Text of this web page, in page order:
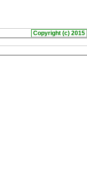
Copyright (c) 2015